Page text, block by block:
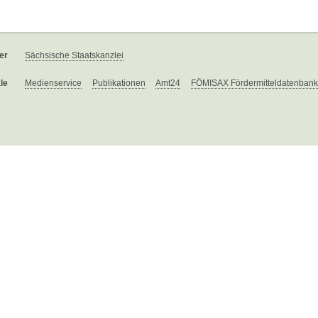
Sächsische Staatskanzlei
Medienservice Publikationen Amt24 FÖMISAX Fördermitteldatenbank